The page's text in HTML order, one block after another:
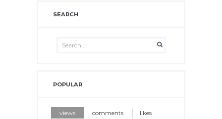
SEARCH
POPULAR
views comments likes